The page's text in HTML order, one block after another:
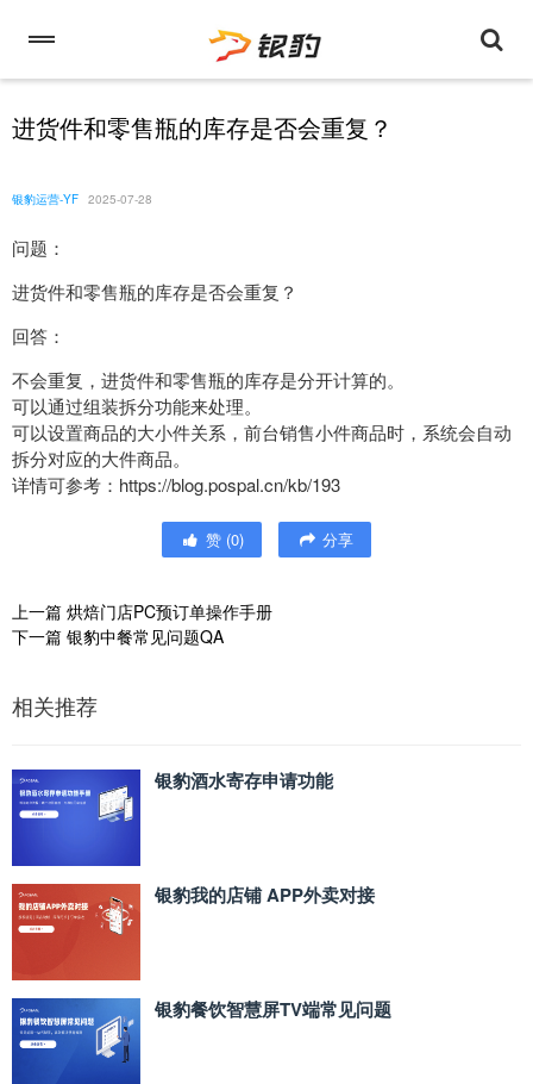
进货件和零售瓶的库存是否会重复？
银豹运营-YF 2025-07-28
问题：
进货件和零售瓶的库存是否会重复？
回答：
不会重复，进货件和零售瓶的库存是分开计算的。
可以通过组装拆分功能来处理。
可以设置商品的大小件关系，前台销售小件商品时，系统会自动
拆分对应的大件商品。
详情可参考：https://blog.pospal.cn/kb/193
赞 (0) 分享
上一篇 烘焙门店PC预订单操作手册
下一篇 银豹中餐常见问题QA
相关推荐
银豹酒水寄存申请功能
银豹我的店铺 APP外卖对接
银豹餐饮智慧屏TV端常见问题